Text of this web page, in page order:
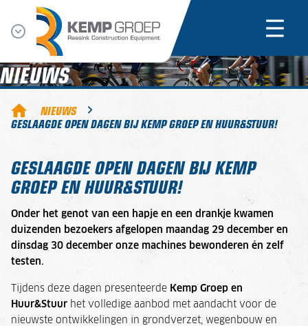
NIEUWS
NIEUWS
GESLAAGDE OPEN DAGEN BIJ KEMP GROEP EN HUUR&STUUR!
GESLAAGDE OPEN DAGEN BIJ KEMP
GROEP EN HUUR&STUUR!
Onder het genot van een hapje en een drankje kwamen
duizenden bezoekers afgelopen maandag 29 december en
dinsdag 30 december onze machines bewonderen én zelf
testen.
Tijdens deze dagen presenteerde Kemp Groep en
Huur&Stuur het volledige aanbod met aandacht voor de
nieuwste ontwikkelingen in grondverzet, wegenbouw en